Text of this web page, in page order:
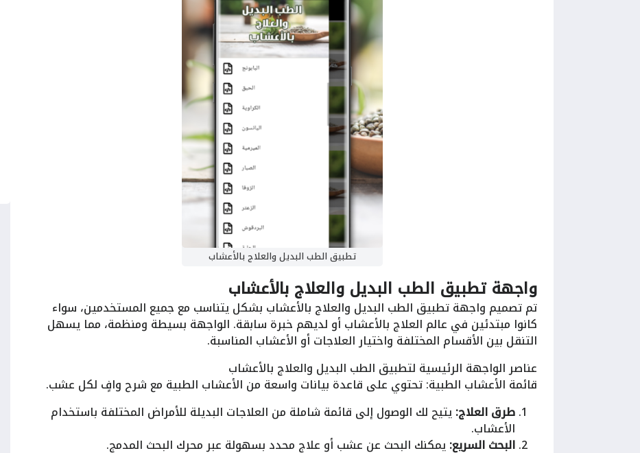
تطبيق الطب البديل والعلاج بالأعشاب
واجهة تطبيق الطب البديل والعلاج بالأعشاب
تم تصميم واجهة تطبيق الطب البديل والعلاج بالأعشاب بشكل يتناسب مع جميع المستخدمين، سواء
كانوا مبتدئين في عالم العلاج بالأعشاب أو لديهم خبرة سابقة. الواجهة بسيطة ومنظمة، مما يسهل
التنقل بين الأقسام المختلفة واختيار العلاجات أو الأعشاب المناسبة.
عناصر الواجهة الرئيسية لتطبيق الطب البديل والعلاج بالأعشاب
قائمة الأعشاب الطبية: تحتوي على قاعدة بيانات واسعة من الأعشاب الطبية مع شرح وافٍ لكل عشب.
طرق العلاج:يتيح لك الوصول إلى قائمة شاملة من العلاجات البديلة للأمراض المختلفة باستخدام
الأعشاب.
البحث السريع:يمكنك البحث عن عشب أو علاج محدد بسهولة عبر محرك البحث المدمج.